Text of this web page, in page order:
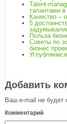
Talent-
талантами
Качество –
5
Польза
Советы по
бизнес
Добавить
Ваш e-mail не будет
Комментарий